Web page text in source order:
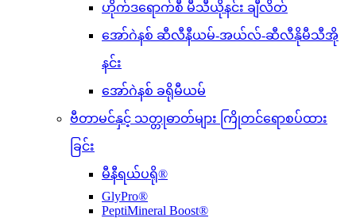
ဟိုက်ဒရောက်စီ မီသီယိုနင်း ချီလိတ်
အော်ဂဲနစ် ဆီလီနီယမ်-အယ်လ်-ဆီလီနိုမီသီအို
နင်း
အော်ဂဲနစ် ခရိုမီယမ်
ဗီတာမင်နှင့် သတ္တုဓာတ်များ ကြိုတင်ရောစပ်ထား
ခြင်း
မီနီရယ်ပရို®
GlyPro®
PeptiMineral Boost®